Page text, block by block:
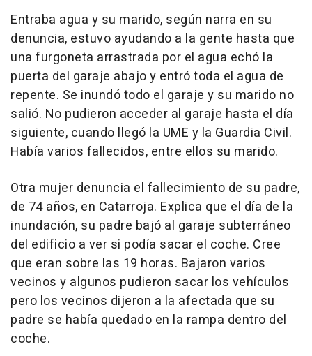
Entraba agua y su marido, según narra en su
denuncia, estuvo ayudando a la gente hasta que
una furgoneta arrastrada por el agua echó la
puerta del garaje abajo y entró toda el agua de
repente. Se inundó todo el garaje y su marido no
salió. No pudieron acceder al garaje hasta el día
siguiente, cuando llegó la UME y la Guardia Civil.
Había varios fallecidos, entre ellos su marido.
Otra mujer denuncia el fallecimiento de su padre,
de 74 años, en Catarroja. Explica que el día de la
inundación, su padre bajó al garaje subterráneo
del edificio a ver si podía sacar el coche. Cree
que eran sobre las 19 horas. Bajaron varios
vecinos y algunos pudieron sacar los vehículos
pero los vecinos dijeron a la afectada que su
padre se había quedado en la rampa dentro del
coche.